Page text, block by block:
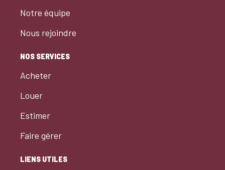
Notre équipe
Nous rejoindre
NOS SERVICES
Acheter
Louer
Estimer
Faire gérer
LIENS UTILES